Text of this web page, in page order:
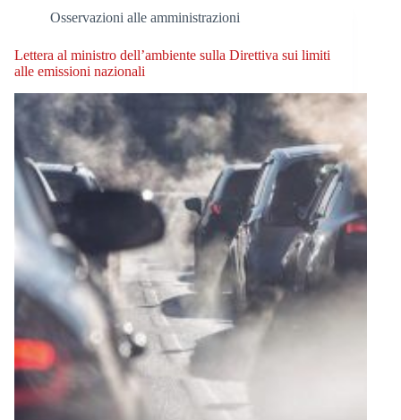
Osservazioni alle amministrazioni
Lettera al ministro dell’ambiente sulla Direttiva sui limiti
alle emissioni nazionali